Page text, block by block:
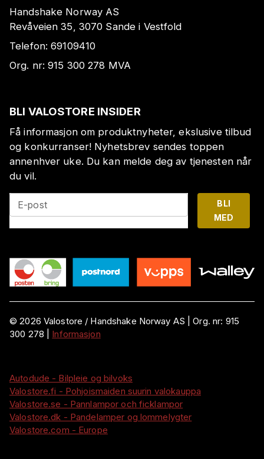
Handshake Norway AS
Revåveien 35, 3070 Sande i Vestfold
Telefon:69109410
Org. nr:915 300 278 MVA
BLI VALOSTORE INSIDER
Få informasjon om produktnyheter, ekslusive tilbud
og konkurranser! Nyhetsbrev sendes toppen
annenhver uke. Du kan melde deg av tjenesten når
du vil.
E-post
BLI
MED
©2026 Valostore / Handshake Norway AS |Org. nr: 915
300 278
Informasjon
Autodude - Bilpleie og bilvoks
Valostore.fi - Pohjoismaiden suurin valokauppa
Valostore.se - Pannlampor och ficklampor
Valostore.dk - Pandelamper og lommelygter
Valostore.com - Europe